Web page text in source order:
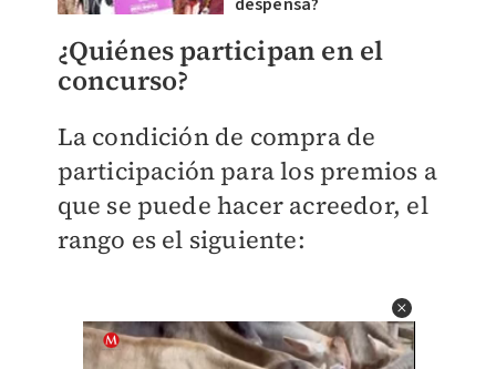
¿Quiénes participan en el
concurso?
La condición de compra de
participación para los premios a
que se puede hacer acreedor, el
rango es el siguiente: